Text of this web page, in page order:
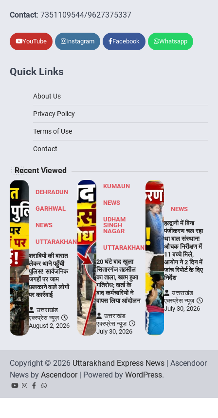
Contact: 7351109544/9627375337
YouTube Instagram Facebook Whatsapp
Quick Links
About Us
Privacy Policy
Terms of Use
Contact
Recent Viewed
DEHRADUN
GARHWAL
NEWS
UTTARAKHAND
शराबियों की बारात
लेकर थाने पहुँची
पुलिस! सार्वजनिक
जगहों पर जाम
छलकाने वाले लोगों
पर कार्रवाई
उत्तराखंड
एक्स्प्रेस न्यूज़
August 2, 2026
KUMAUN
NEWS
UDHAM
SINGH
NAGAR
UTTARAKHAND
20 घंटे बाद खुला
सितारगंज तहसील
का ताला, खत्म हुआ
गतिरोध; वार्ता के
बाद कर्मचारियों ने
वापस लिया आंदोलन
उत्तराखंड
एक्स्प्रेस न्यूज़
July 30, 2026
NEWS
हल्द्वानी में बिना
पंजीकरण चल रहा
था बाल संस्थान!
औचक निरीक्षण में
11 बच्चे मिले,
आयोग ने 2 दिन में
जांच रिपोर्ट के दिए
निर्देश
उत्तराखंड
एक्स्प्रेस न्यूज़
July 30, 2026
Copyright © 2026 Uttarakhand Express News | Ascendoor
News by Ascendoor| Powered by WordPress.
YouTubeInstagram
Facebook
Whatsapp